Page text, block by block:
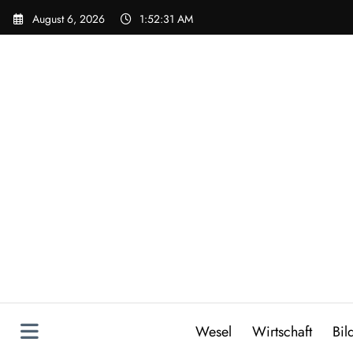
Zum
Inhalt
August 6, 2026 1:52:32 AM
Wesel
Wirtschaft